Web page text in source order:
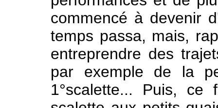
commencé à devenir
temps passa, mais,
entreprendre des
par exemple de la
1°scalette... Puis,